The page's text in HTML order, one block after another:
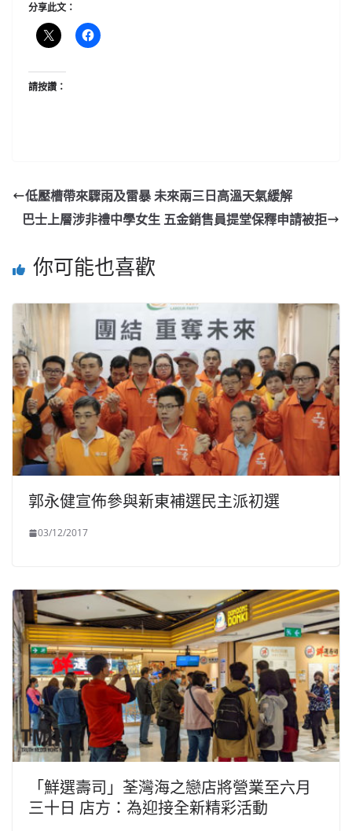
分享此文：
請按讚：
低壓槽帶來驟雨及雷暴 未來兩三日高溫天氣緩解
巴士上層涉非禮中學女生 五金銷售員提堂保釋申請被拒
你可能也喜歡
郭永健宣佈參與新東補選民主派初選
03/12/2017
「鮮選壽司」荃灣海之戀店將營業至六月
三十日 店方：為迎接全新精彩活動